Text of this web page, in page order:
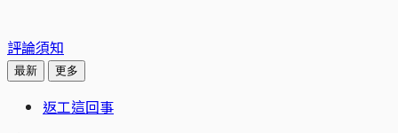
評論須知
最新 更多
返工這回事